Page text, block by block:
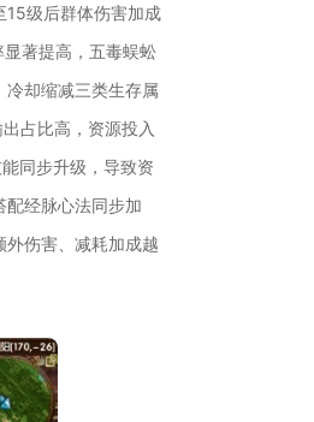
15级后群体伤害加成
著提高，五毒蜈蚣
却缩减三类生存属
占比高，资源投入
同步升级，导致资
经脉心法同步加
伤害、减耗加成越